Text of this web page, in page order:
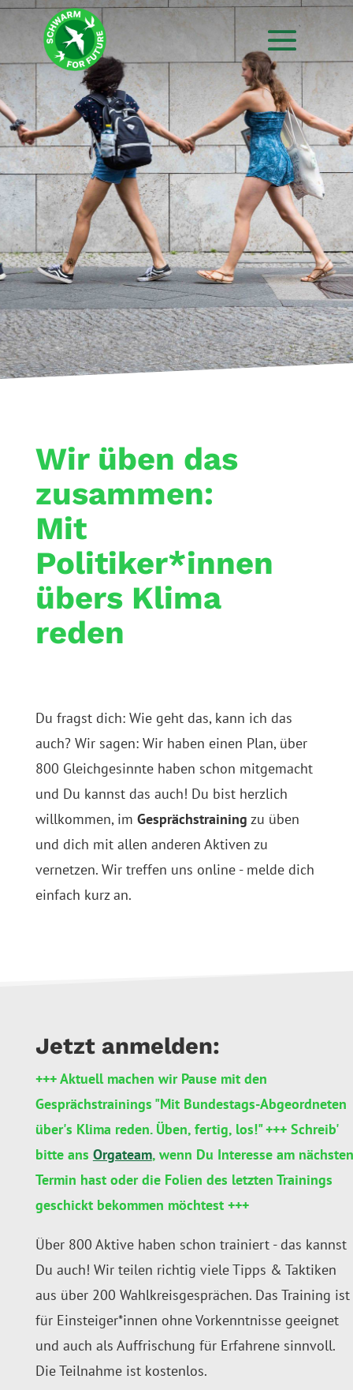
Wir üben das
zusammen:
Mit
Politiker*innen
übers Klima
reden
Du fragst dich: Wie geht das, kann ich das
auch? Wir sagen: Wir haben einen Plan, über
800 Gleichgesinnte haben schon mitgemacht
und Du kannst das auch! Du bist herzlich
willkommen, im Gesprächstraining zu üben
und dich mit allen anderen Aktiven zu
vernetzen. Wir treffen uns online - melde dich
einfach kurz an.
Jetzt anmelden:
+++ Aktuell machen wir Pause mit den
Gesprächstrainings "Mit Bundestags-Abgeordneten
über's Klima reden. Üben, fertig, los!" +++ Schreib'
bitte ans Orgateam, wenn Du Interesse am nächsten
Termin hast oder die Folien des letzten Trainings
geschickt bekommen möchtest +++
Über 800 Aktive haben schon trainiert - das kannst
Du auch! Wir teilen richtig vieleTipps & Taktiken
aus über 200 Wahlkreisgesprächen. Das Training ist
für Einsteiger*innen ohne Vorkenntnisse geeignet
und auch als Auffrischung für Erfahrene sinnvoll.
Die Teilnahme ist kostenlos.